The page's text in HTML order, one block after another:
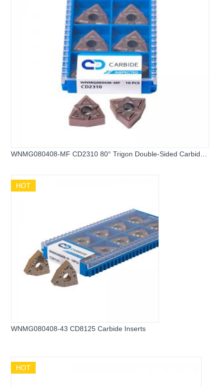
WNMG080408-MF CD2310 80° Trigon Double-Sided Carbide
HOT
WNMG080408-43 CD8125 Carbide Inserts
HOT